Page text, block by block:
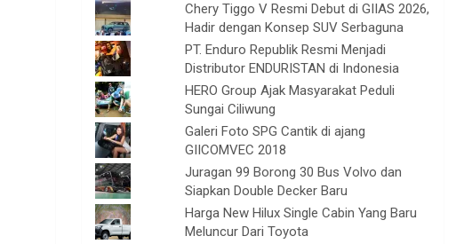
Chery Tiggo V Resmi Debut di GIIAS 2026,
Hadir dengan Konsep SUV Serbaguna
PT. Enduro Republik Resmi Menjadi
Distributor ENDURISTAN di Indonesia
HERO Group Ajak Masyarakat Peduli
Sungai Ciliwung
Galeri Foto SPG Cantik di ajang
GIICOMVEC 2018
Juragan 99 Borong 30 Bus Volvo dan
Siapkan Double Decker Baru
Harga New Hilux Single Cabin Yang Baru
Meluncur Dari Toyota